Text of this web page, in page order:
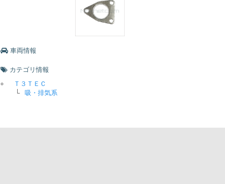
車両情報
カテゴリ情報
Ｔ３ＴＥＣ
└
吸・排気系